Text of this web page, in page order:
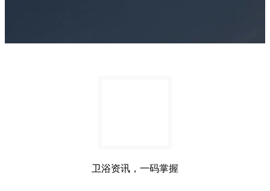
卫浴资讯，一码掌握